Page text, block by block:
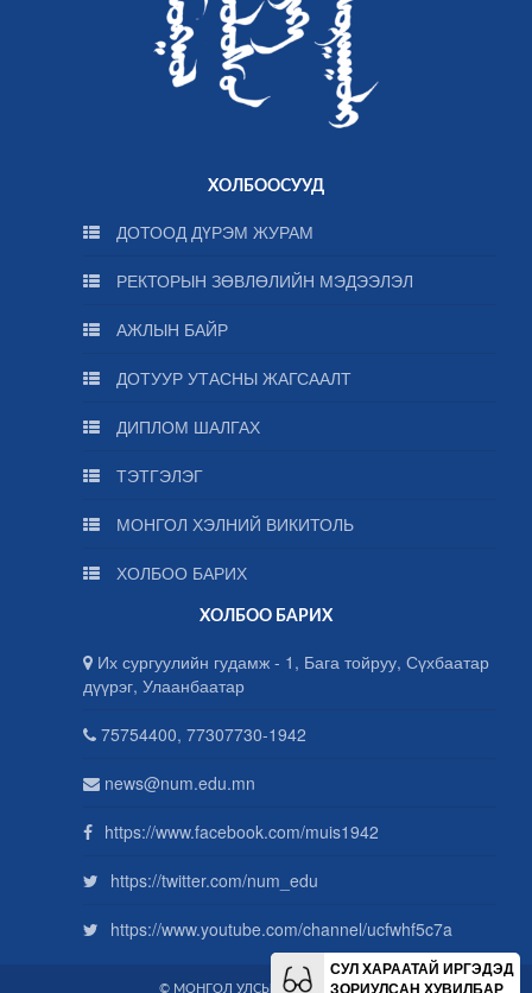
ХОЛБООСУУД
ДОТООД ДҮРЭМ ЖУРАМ
РЕКТОРЫН ЗӨВЛӨЛИЙН МЭДЭЭЛЭЛ
АЖЛЫН БАЙР
ДОТУУР УТАСНЫ ЖАГСААЛТ
ДИПЛОМ ШАЛГАХ
ТЭТГЭЛЭГ
МОНГОЛ ХЭЛНИЙ ВИКИТОЛЬ
ХОЛБОО БАРИХ
ХОЛБОО БАРИХ
Их сургуулийн гудамж - 1, Бага тойруу, Сүхбаатар
дүүрэг, Улаанбаатар
75754400, 77307730-1942
news@num.edu.mn
https://www.facebook.com/muis1942
https://twitter.com/num_edu
https://www.youtube.com/channel/ucfwhf5c7a
© МОНГОЛ УЛСЫН ИХ СУРГУУЛЬ
СУЛ ХАРААТАЙ ИРГЭДЭД
ЗОРИУЛСАН ХУВИЛБАР